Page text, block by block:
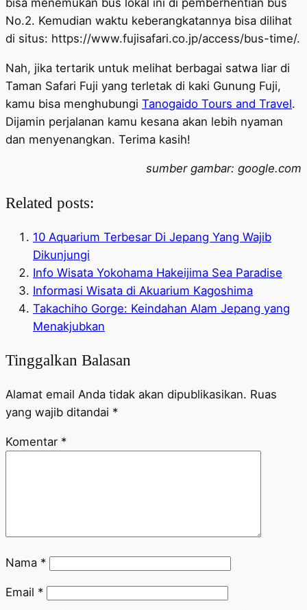
No.2. Kemudian waktu keberangkatannya bisa dilihat
di situs: https://www.fujisafari.co.jp/access/bus-time/.
Nah, jika tertarik untuk melihat berbagai satwa liar di
Taman Safari Fuji yang terletak di kaki Gunung Fuji,
kamu bisa menghubungi Tanogaido Tours and Travel.
Dijamin perjalanan kamu kesana akan lebih nyaman
dan menyenangkan. Terima kasih!
sumber gambar: google.com
Related posts:
10 Aquarium Terbesar Di Jepang Yang Wajib
Dikunjungi
Info Wisata Yokohama Hakeijima Sea Paradise
Informasi Wisata di Akuarium Kagoshima
Takachiho Gorge: Keindahan Alam Jepang yang
Menakjubkan
Tinggalkan Balasan
Alamat email Anda tidak akan dipublikasikan. Ruas
yang wajib ditandai *
Komentar *
Nama *
Email *